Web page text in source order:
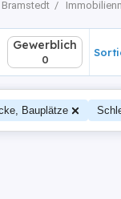
Bramstedt
Gewerblich
0
Bauplätze